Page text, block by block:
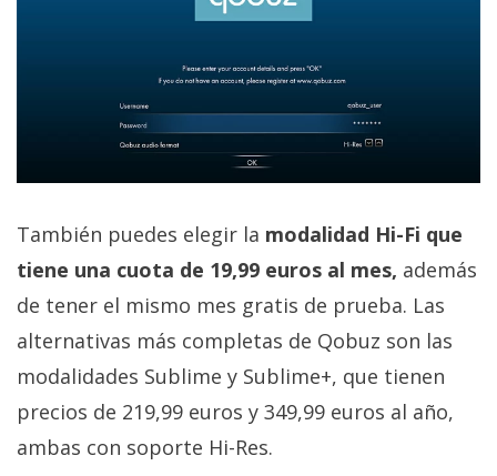
También puedes elegir la modalidad Hi-Fi que
tiene una cuota de 19,99 euros al mes, además
de tener el mismo mes gratis de prueba. Las
alternativas más completas de Qobuz son las
modalidades Sublime y Sublime+, que tienen
precios de 219,99 euros y 349,99 euros al año,
ambas con soporte Hi-Res.